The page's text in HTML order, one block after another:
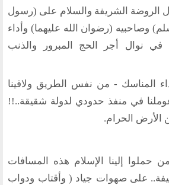
الروضة الشريفة والسلام على (رسول
وصاحبيه (رضوان الله عليهما) وأداء
نوال أجر الحج المبرور والذنب
- من نفس الطريق ولاقينا
في منفذ حدودي لدولة شقيقة..!!
الأرض الحرام.
إلينا الإسلام هذه المسافات
على صهوات جياد ( وأقتاب ودواب